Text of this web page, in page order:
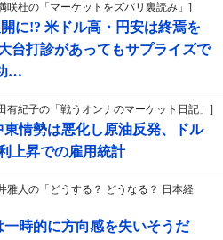
咲杜の「マーケットをズバリ裏読み」]
に!? 米ドル高・円安は終焉を
台打診があってもサプライズで
…
有紀子の「戦うオンナのマーケット日記」]
情勢は悪化し原油反発、ドル
上昇での雇用統計
雅人の「どうする？ どうなる？ 日本経
時的に方向感を失いそうだ